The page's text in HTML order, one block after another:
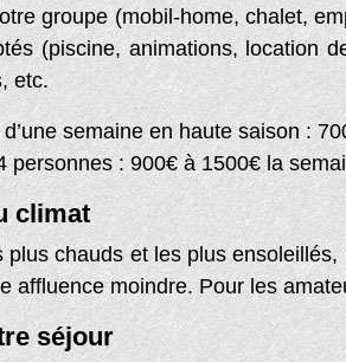
groupe (mobil-home, chalet,
(piscine, animations, location
etc.
semaine en haute saison :
personnes : 900€ à 1500€ la
climat
chauds et les plus
affluence moindre. Pour les
séjour